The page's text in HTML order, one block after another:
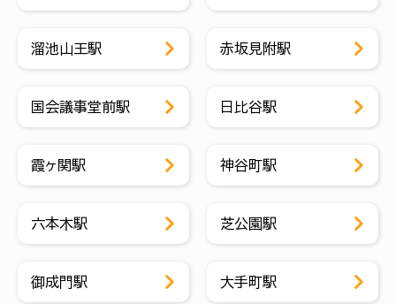
溜池山王駅 赤坂見附駅
国会議事堂前駅 日比谷駅
霞ヶ関駅 神谷町駅
六本木駅 芝公園駅
御成門駅 大手町駅